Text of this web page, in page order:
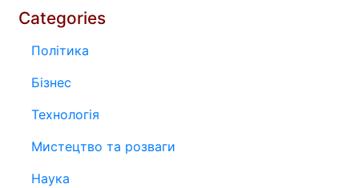
Categories
Політика
Бізнес
Технологія
Мистецтво та розваги
Наука